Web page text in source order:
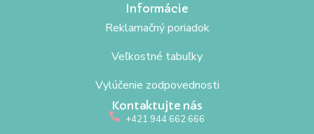
Informácie
Reklamačný poriadok
Veľkostné tabuľky
Vylúčenie zodpovednosti
Kontaktujte nás
+421 944 662 666